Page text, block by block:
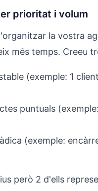
prioritat i volum
la vostra
més temps. Creeu
(exemple: 1
puntuals
(exemple:
però 2 d'ells